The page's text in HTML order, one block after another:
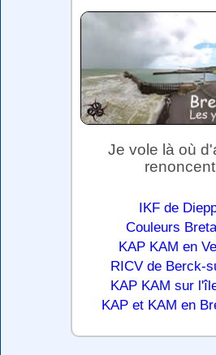
Je vole là où
IKF de
Couleurs
KAP KAM en
RICV de Berck-
KAP KAM sur
KAP et KAM en